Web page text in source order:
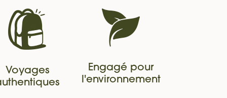
Voyages
Engagé pour
l'environnement